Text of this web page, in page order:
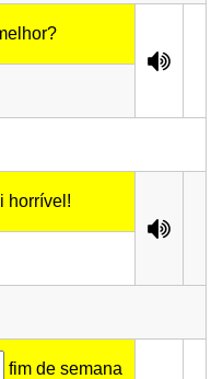
horrível!
fim de semana